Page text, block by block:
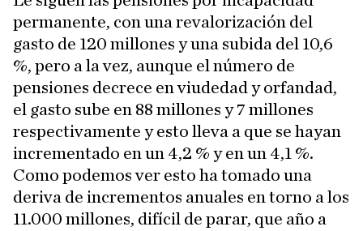
permanente, con una revalorización del
gasto de 120 millones y una subida del 10,6
%, pero a la vez, aunque el número de
pensiones decrece en viudedad y orfandad,
el gasto sube en 88 millones y 7 millones
respectivamente y esto lleva a que se hayan
incrementado en un 4,2 % y en un 4,1 %.
Como podemos ver esto ha tomado una
deriva de incrementos anuales en torno a los
11.000 millones, difícil de parar, que año a